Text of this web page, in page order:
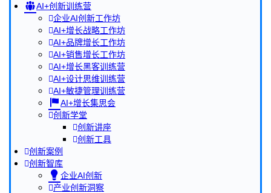
AI+创新训练营
企业AI创新工作坊
AI+增长战略工作坊
AI+品牌增长工作坊
AI+销售增长工作坊
AI+增长黑客训练营
AI+设计思维训练营
AI+敏捷管理训练营
AI+增长集思会
创新学堂
创新讲座
创新工具
创新案例
创新智库
企业AI创新
产业创新洞察